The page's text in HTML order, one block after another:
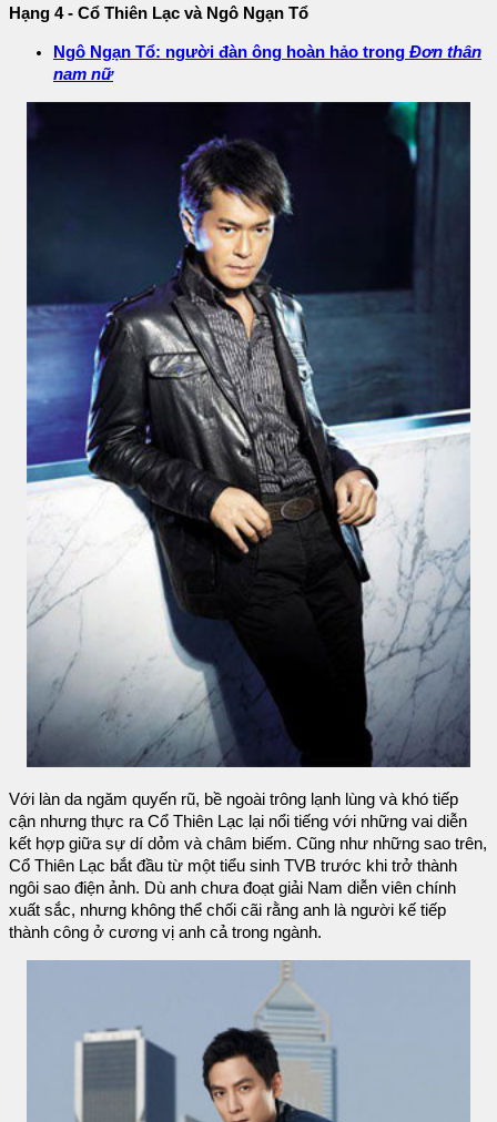
Hạng 4 - Cổ Thiên Lạc và Ngô Ngạn Tổ
Ngô Ngạn Tổ: người đàn ông hoàn hảo trong Đơn thân
nam nữ
Với làn da ngăm quyến rũ, bề ngoài trông lạnh lùng và khó tiếp
cận nhưng thực ra Cổ Thiên Lạc lại nổi tiếng với những vai diễn
kết hợp giữa sự dí dỏm và châm biếm. Cũng như những sao trên,
Cổ Thiên Lạc bắt đầu từ một tiểu sinh TVB trước khi trở thành
ngôi sao điện ảnh. Dù anh chưa đoạt giải Nam diễn viên chính
xuất sắc, nhưng không thể chối cãi rằng anh là người kế tiếp
thành công ở cương vị anh cả trong ngành.